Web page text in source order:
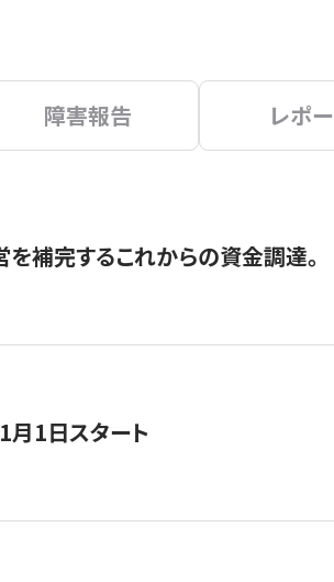
障害報告 レポ
補完するこれからの資金調達。
月1日スタート